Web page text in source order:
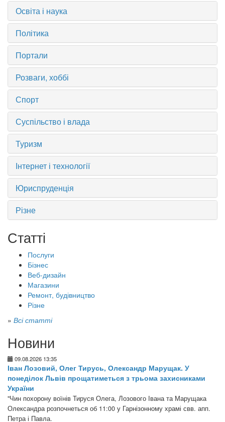
Освіта і наука
Політика
Портали
Розваги, хоббі
Спорт
Суспільство і влада
Туризм
Інтернет і технології
Юриспруденція
Різне
Статті
Послуги
Бізнес
Веб-дизайн
Магазини
Ремонт, будівництво
Різне
» Всі статті
Новини
09.08.2026 13:35
Іван Лозовий, Олег Тирусь, Олександр Марущак. У
понеділок Львів прощатиметься з трьома захисниками
України
"Чин похорону воїнів Тируся Олега, Лозового Івана та Марущака
Олександра розпочнеться об 11:00 у Гарнізонному храмі свв. апп.
Петра і Павла.